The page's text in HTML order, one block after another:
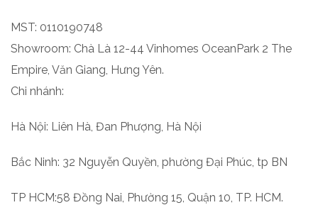
MST: 0110190748
Showroom: Chà Là 12-44 Vinhomes OceanPark 2 The
Empire, Văn Giang, Hưng Yên.
Chi nhánh:
Hà Nội: Liên Hà, Đan Phượng, Hà Nội
Bắc Ninh: 32 Nguyễn Quyền, phường Đại Phúc, tp BN
TP HCM:58 Đồng Nai, Phường 15, Quận 10, TP. HCM.